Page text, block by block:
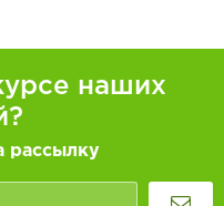
наших
рассылку